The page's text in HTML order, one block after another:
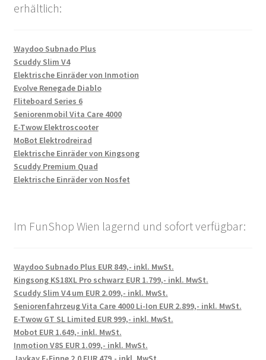
erhältlich:
Waydoo Subnado Plus
Scuddy Slim V4
Elektrische Einräder von Inmotion
Evolve Renegade Diablo
Fliteboard Series 6
Seniorenmobil Vita Care 4000
E-Twow Elektroscooter
MoBot Elektrodreirad
Elektrische Einräder von Kingsong
Scuddy Premium Quad
Elektrische Einräder von Nosfet
Im FunShop Wien lagernd und sofort verfügbar:
Waydoo Subnado Plus EUR 849,- inkl. MwSt.
Kingsong KS18XL Pro schwarz EUR 1.799,- inkl. MwSt.
Scuddy Slim V4 um EUR 2.099,- inkl. MwSt.
Seniorenfahrzeug Vita Care 4000 Li-Ion EUR 2.899,- inkl. MwSt.
E-Twow GT SL Limited EUR 999,- inkl. MwSt.
Mobot EUR 1.649,- inkl. MwSt.
Inmotion V8S EUR 1.099,- inkl. MwSt.